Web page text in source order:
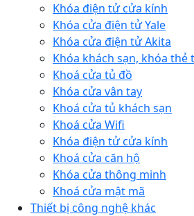
Khóa điện tử cửa kính
Khóa cửa điện tử Yale
Khóa cửa điện tử Akita
Khóa khách sạn, khóa thẻ
Khoá cửa tủ đồ
Khóa cửa vân tay
Khoá cửa tủ khách sạn
Khoá cửa Wifi
Khóa điện tử cửa kính
Khoá cửa căn hộ
Khóa cửa thông minh
Khoá cửa mật mã
Thiết bị công nghệ khác